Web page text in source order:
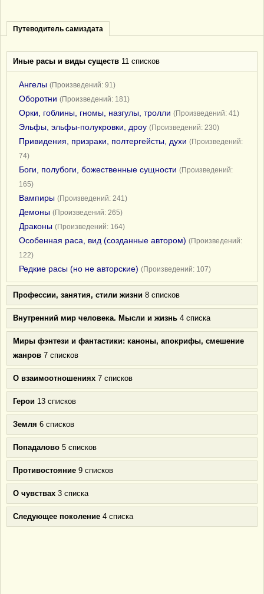
Путеводитель самиздата
Иные расы и виды существ 11 списков
Ангелы (Произведений: 91)
Оборотни (Произведений: 181)
Орки, гоблины, гномы, назгулы, тролли (Произведений: 41)
Эльфы, эльфы-полукровки, дроу (Произведений: 230)
Привидения, призраки, полтергейсты, духи (Произведений:
74)
Боги, полубоги, божественные сущности (Произведений:
165)
Вампиры (Произведений: 241)
Демоны (Произведений: 265)
Драконы (Произведений: 164)
Особенная раса, вид (созданные автором) (Произведений:
122)
Редкие расы (но не авторские) (Произведений: 107)
Профессии, занятия, стили жизни 8 списков
Внутренний мир человека. Мысли и жизнь 4 списка
Миры фэнтези и фантастики: каноны, апокрифы, смешение
жанров 7 списков
О взаимоотношениях 7 списков
Герои 13 списков
Земля 6 списков
Попадалово 5 списков
Противостояние 9 списков
О чувствах 3 списка
Следующее поколение 4 списка